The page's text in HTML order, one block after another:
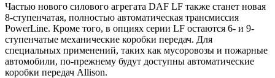
Частью нового силового агрегата DAF LF также станет новая
8-ступенчатая, полностью автоматическая трансмиссия
PowerLine. Кроме того, в опциях серии LF остаются 6- и 9-
ступенчатые механические коробки передач. Для
специальных применений, таких как мусоровозы и пожарные
автомобили, по-прежнему будут доступны автоматические
коробки передач Allison.